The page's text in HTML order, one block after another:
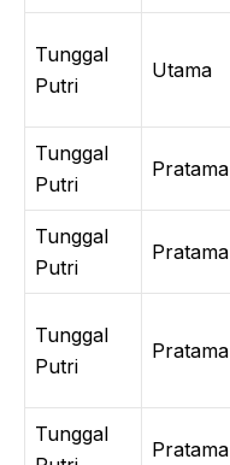
Tunggal
Putri
Utama
Tunggal
Putri
Pratama
Tunggal
Putri
Pratama
Tunggal
Putri
Pratama
Tunggal
Pratama